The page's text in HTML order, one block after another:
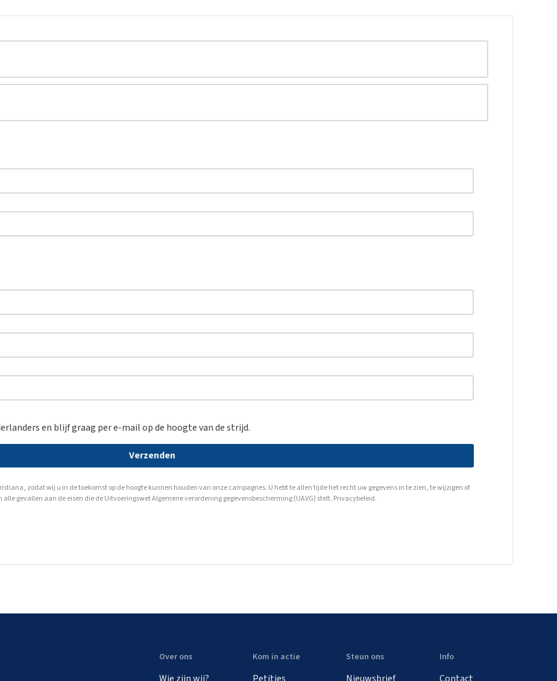
en blijf graag per e-mail op de hoogte van de strijd.
Verzenden
zodat wij u in de toekomst op de hoogte kunnen houden van onze campagnes. U hebt te allen tijde het recht uw gegevens in te zien, te wijzigen of
gevallen aan de eisen die de Uitvoeringswet Algemene verordening gegevensbescherming (UAVG) stelt. Privacybeleid.
Over ons Kom in actie Steun ons Info